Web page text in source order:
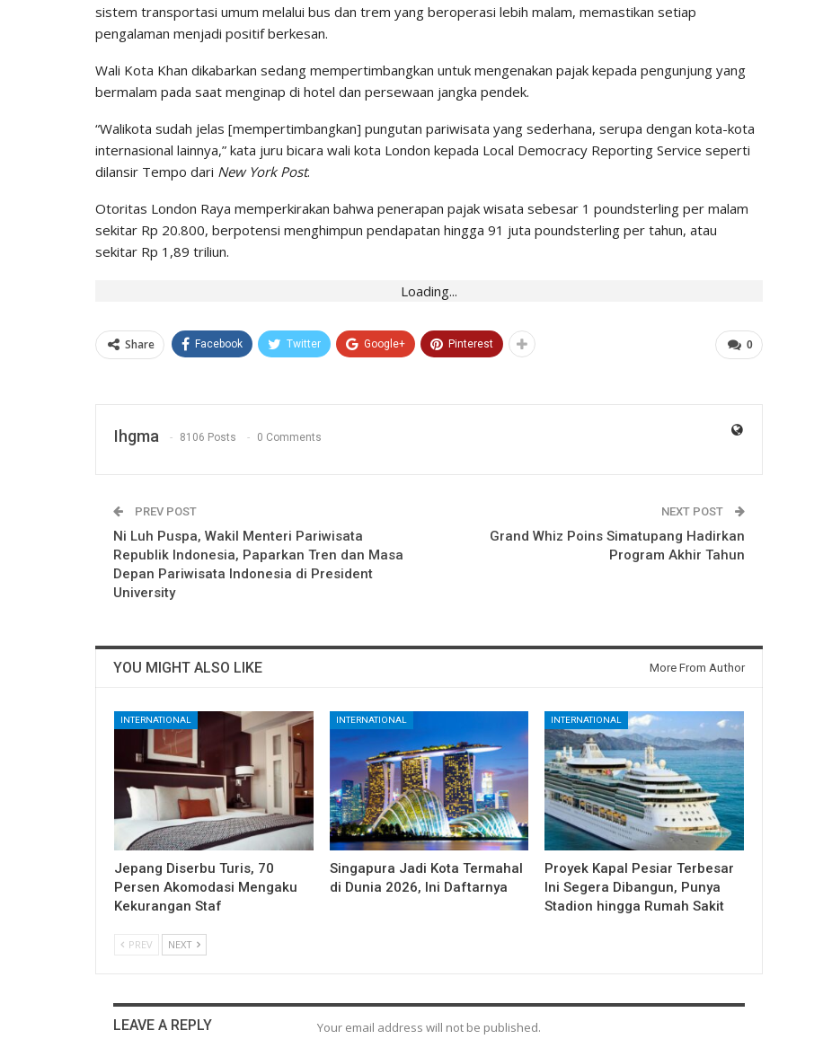
sistem transportasi umum melalui bus dan trem yang beroperasi lebih malam, memastikan setiap
pengalaman menjadi positif berkesan.
Wali Kota Khan dikabarkan sedang mempertimbangkan untuk mengenakan pajak kepada pengunjung yang
bermalam pada saat menginap di hotel dan persewaan jangka pendek.
“Walikota sudah jelas [mempertimbangkan] pungutan pariwisata yang sederhana, serupa dengan kota-kota
internasional lainnya,” kata juru bicara wali kota London kepada Local Democracy Reporting Service seperti
dilansir Tempo dari New York Post.
Otoritas London Raya memperkirakan bahwa penerapan pajak wisata sebesar 1 poundsterling per malam
sekitar Rp 20.800, berpotensi menghimpun pendapatan hingga 91 juta poundsterling per tahun, atau
sekitar Rp 1,89 triliun.
Loading...
0
Share Facebook Twitter Google+ Pinterest
Ihgma 8106 Posts 0 Comments
PREV POST
Ni Luh Puspa, Wakil Menteri Pariwisata
Republik Indonesia, Paparkan Tren dan Masa
Depan Pariwisata Indonesia di President
University
NEXT POST
Grand Whiz Poins Simatupang Hadirkan
Program Akhir Tahun
YOU MIGHT ALSO LIKE More From Author
INTERNATIONAL
Jepang Diserbu Turis, 70
Persen Akomodasi Mengaku
Kekurangan Staf
INTERNATIONAL
Singapura Jadi Kota Termahal
di Dunia 2026, Ini Daftarnya
INTERNATIONAL
Proyek Kapal Pesiar Terbesar
Ini Segera Dibangun, Punya
Stadion hingga Rumah Sakit
PREV NEXT
LEAVE A REPLY Your email address will not be published.